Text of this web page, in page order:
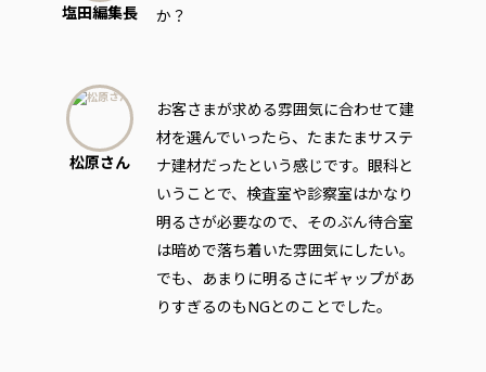
塩田編集長
か？
松原さん
お客さまが求める雰囲気に合わせて建
材を選んでいったら、たまたまサステ
ナ建材だったという感じです。眼科と
いうことで、検査室や診察室はかなり
明るさが必要なので、そのぶん待合室
は暗めで落ち着いた雰囲気にしたい。
でも、あまりに明るさにギャップがあ
りすぎるのもNGとのことでした。